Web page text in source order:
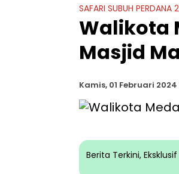
SAFARI SUBUH PERDANA
Walikota
Masjid
Kamis, 01 Februari 2024
Berita Terkini,